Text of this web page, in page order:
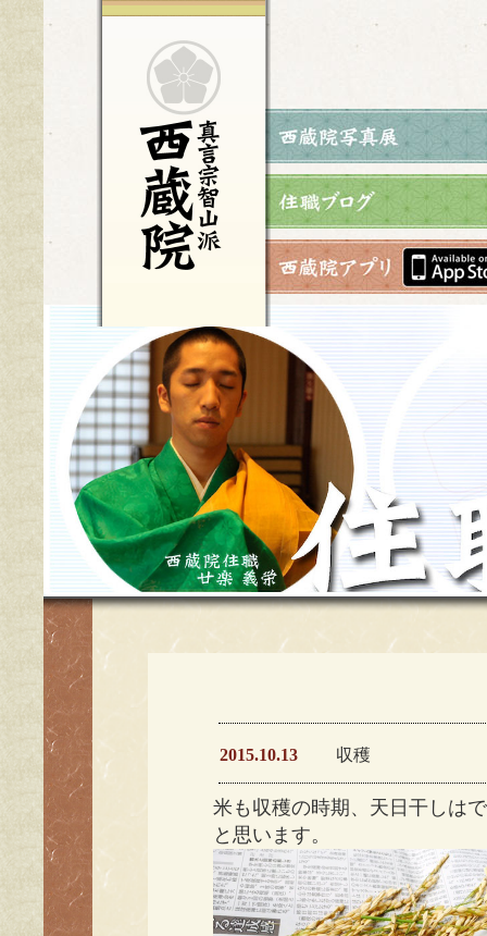
2015.10.13 収穫
米も収穫の時期、天日干しは
と思います。